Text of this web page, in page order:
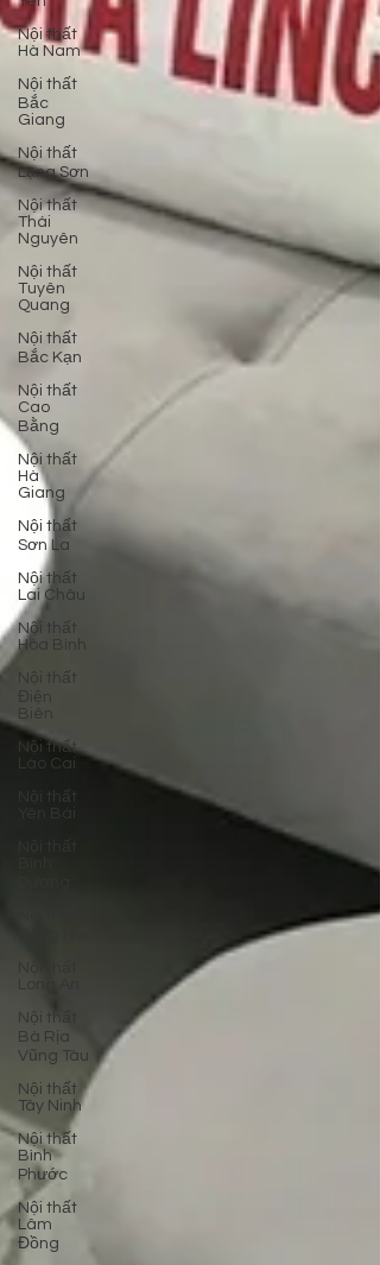
Nội thất
Hà Nam
Nội thất
Bắc
Giang
Nội thất
Lạng Sơn
Nội thất
Thái
Nguyên
Nội thất
Tuyên
Quang
Nội thất
Bắc Kạn
Nội thất
Cao
Bằng
Nội thất
Hà
Giang
Nội thất
Sơn La
Nội thất
Lai Châu
Nội thất
Hòa Bình
Nội thất
Điện
Biên
Nội thất
Lào Cai
Nội thất
Yên Bái
Nội thất
Bà Rịa
Vũng Tàu
Nội thất
Tây Ninh
Nội thất
Bình
Phước
Nội thất
Lâm
Đồng